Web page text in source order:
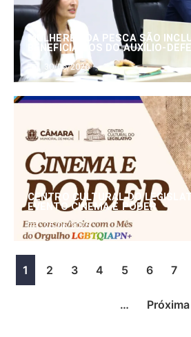
MULHERES DA PESCA SÃO
BENEFICIÁRIOS DO AUXÍLIO-
30/06/2026
CENTRO CULTURAL DO
EVENTO CINEMA E PODER
25/06/2026
1 2 3 4 5 6 7
… Próxima